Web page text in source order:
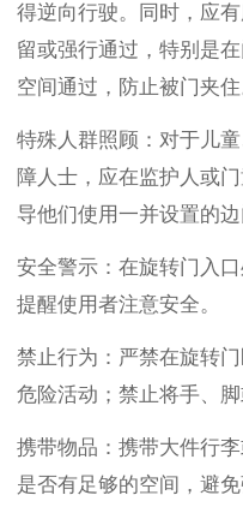
得逆向行驶。同时，应
留或强行通过，特别是
空间通过，防止被门夹住
特殊人群照顾：对于儿
障人士，应在监护人或
导他们使用一并设置的
安全警示：在旋转门入
提醒使用者注意安全。
禁止行为：严禁在旋转
危险活动；禁止将手、
携带物品：携带大件行
是否有足够的空间，避免